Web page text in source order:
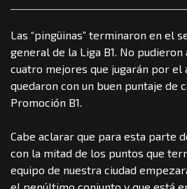
Las “pingüinas” terminaron en el
general de la Liga B1. No
cuatro mejores que jugarán por el
quedaron con un buen puntaje de
Promoción B1.
Cabe aclarar que para esta parte
con la mitad de los puntos que
equipo de nuestra ciudad